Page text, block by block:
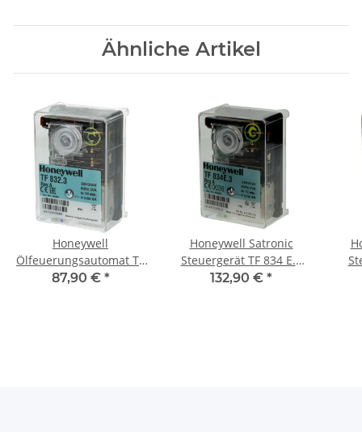
Ähnliche Artikel
Honeywell
Ölfeuerungsautomat TF
832.3
87,90 € *
Honeywell Satronic
Steuergerät TF 834 E.3
2235
132,90 € *